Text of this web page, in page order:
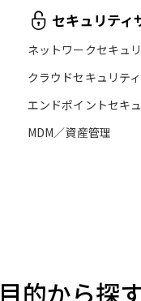
セキュリティ
ネットワークセキュ
クラウドセキュリティ
エンドポイントセキ
MDM／資産管理
目的から探